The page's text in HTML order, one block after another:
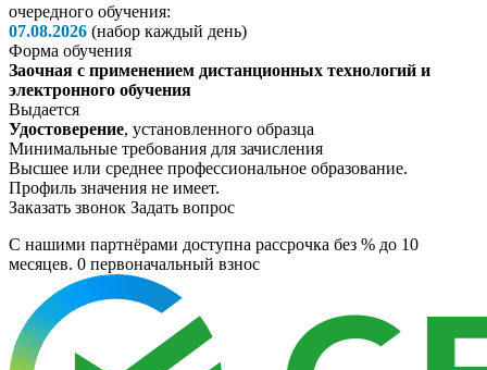
очередного обучения:
07.08.2026 (набор каждый день)
Форма обучения
Заочная с применением дистанционных технологий и
электронного обучения
Выдается
Удостоверение, установленного образца
Минимальные требования для зачисления
Высшее или среднее профессиональное образование.
Профиль значения не имеет.
Заказать звонок Задать вопрос
C нашими партнёрами доступна рассрочка без % до 10
месяцев. 0 первоначальный взнос